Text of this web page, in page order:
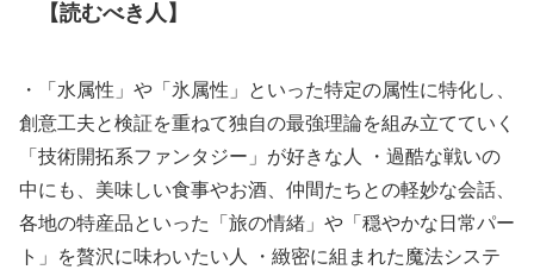
【読むべき人】
・「水属性」や「氷属性」といった特定の属性に特化し、
創意工夫と検証を重ねて独自の最強理論を組み立てていく
「技術開拓系ファンタジー」が好きな人 ・過酷な戦いの
中にも、美味しい食事やお酒、仲間たちとの軽妙な会話、
各地の特産品といった「旅の情緒」や「穏やかな日常パー
ト」を贅沢に味わいたい人 ・緻密に組まれた魔法システ